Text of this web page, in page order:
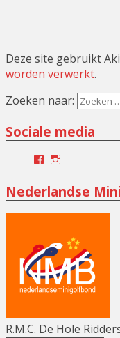
Deze site gebruikt
worden verwerkt.
Zoeken naar:
Sociale media
Facebook
Nederlandse
R.M.C. De Hole